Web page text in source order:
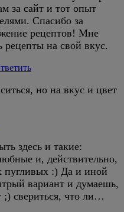
за сайт и тот опыт
Спасибо за
рецептов! Мне
рецепты на свой вкус.
но на вкус и цвет
здесь и такие:
и, действительно,
пугливых :) Да и иной
вариант и думаешь,
;) свериться, что ли…